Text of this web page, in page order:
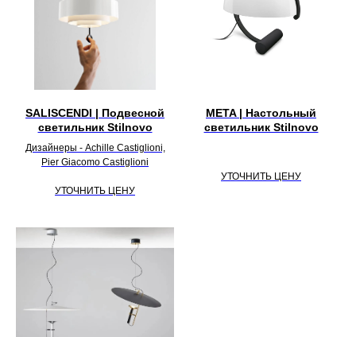
SALISCENDI | Подвесной
светильник Stilnovo
Дизайнеры - Achille Castiglioni,
Pier Giacomo Castiglioni
УТОЧНИТЬ ЦЕНУ
META | Настольный
светильник Stilnovo
УТОЧНИТЬ ЦЕНУ